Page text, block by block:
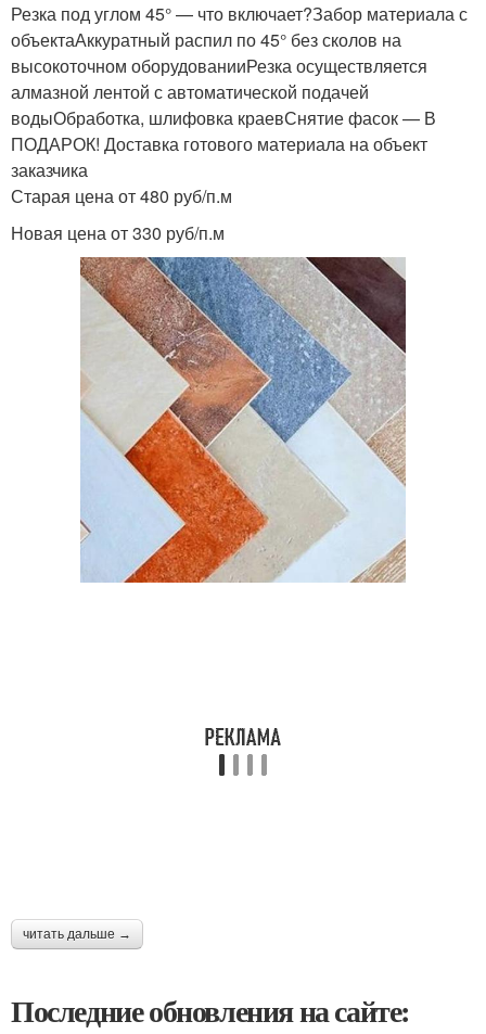
Резка под углом 45° — что включает?Забор материала с
объектаАккуратный распил по 45° без сколов на
высокоточном оборудованииРезка осуществляется
алмазной лентой с автоматической подачей
водыОбработка, шлифовка краевСнятие фасок — В
ПОДАРОК! Доставка готового материала на объект
заказчика
Старая цена от 480 руб/п.м
Новая цена от 330 руб/п.м
читать дальше →
Последние обновления на сайте: